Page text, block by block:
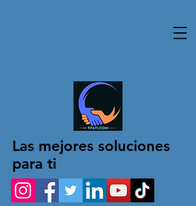
Las mejores soluciones
para ti